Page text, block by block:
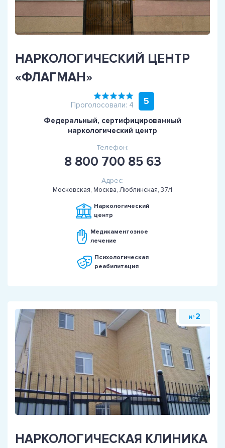
НАРКОЛОГИЧЕСКИЙ ЦЕНТР
«ФЛАГМАН»
Проголосовали: 4 5
Федеральный, сертифицированный
наркологический центр
Телефон:
8 800 700 85 63
Адрес:
Московская, Москва, Люблинская, 37/1
Наркологический
центр
Медикаментозное
лечение
Психологическая
реабилитация
№ 2
НАРКОЛОГИЧЕСКАЯ КЛИНИКА